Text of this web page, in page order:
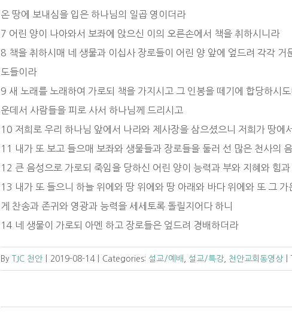
온 땅에 보내심을 입은 하나님의 일곱 영이더라
7 어린 양이 나아와서 보좌에 앉으신 이의 오른손에서 책을 취하시니라
8 책을 취하시매 네 생물과 이십사 장로들이 어린 양 앞에 엎드려 각각 거
도들이라
9 새 노래를 노래하여 가로되 책을 가지시고 그 인봉을 떼기에 합당하시
운데서 사람들을 피로 사서 하나님께 드리시고
10 저희로 우리 하나님 앞에서 나라와 제사장을 삼으셨으니 저희가 땅에
11 내가 또 보고 들으매 보좌와 생물들과 장로들을 둘러 선 많은 천사의
12 큰 음성으로 가로되 죽임을 당하신 어린 양이 능력과 부와 지혜와 힘
13 내가 또 들으니 하늘 위에와 땅 위에와 땅 아래와 바다 위에와 또 그
게 찬송과 존귀와 영광과 능력을 세세토록 돌릴지어다 하니
14 네 생물이 가로되 아멘 하고 장로들은 엎드려 경배하더라
By TJC 천안 2019-08-14 Categories: 설교/예배 설교/특강 천안교회동영상